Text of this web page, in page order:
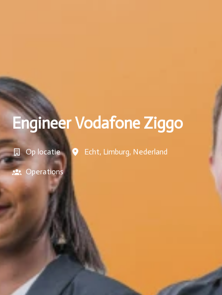
Engineer Vodafone Ziggo
Op locatie Echt, Limburg, Nederland
Operations